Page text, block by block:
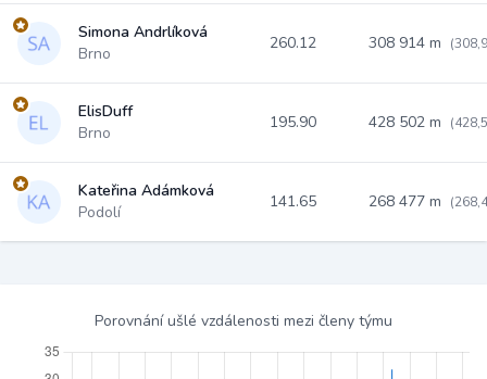
Simona Andrlíková
Brno
260.12 308 914 m
ElisDuff
Brno
195.90 428 502 m
Kateřina Adámková
Podolí
141.65 268 477 m
Porovnání ušlé vzdálenosti mezi členy týmu